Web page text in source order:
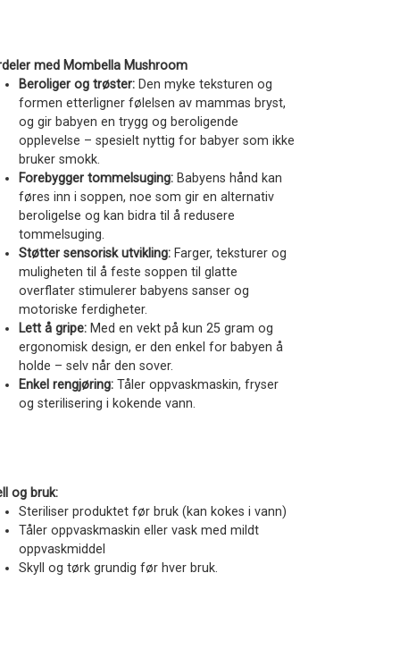
med Mombella Mushroom
Beroliger og trøster: Den myke teksturen og
formen etterligner følelsen av mammas bryst,
og gir babyen en trygg og beroligende
opplevelse – spesielt nyttig for babyer som ikke
bruker smokk.
Forebygger tommelsuging: Babyens hånd kan
føres inn i soppen, noe som gir en alternativ
beroligelse og kan bidra til å redusere
tommelsuging.
Støtter sensorisk utvikling: Farger, teksturer og
muligheten til å feste soppen til glatte
overflater stimulerer babyens sanser og
motoriske ferdigheter.
Lett å gripe: Med en vekt på kun 25 gram og
ergonomisk design, er den enkel for babyen å
holde – selv når den sover.
Enkel rengjøring: Tåler oppvaskmaskin, fryser
og sterilisering i kokende vann.
og bruk:
Steriliser produktet før bruk (kan kokes i vann)
Tåler oppvaskmaskin eller vask med mildt
oppvaskmiddel
Skyll og tørk grundig før hver bruk.